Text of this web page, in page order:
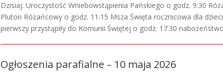
Dzisiaj: Uroczystość Wniebowstąpienia Pańskiego o godz. 9:30
Pluton Różańcowy o godz. 11:15 Msza Święta rocznicowa dla
pierwszy przystąpiły do Komunii Świętej o godz. 17:30
Ogłoszenia parafialne – 10 maja 2026